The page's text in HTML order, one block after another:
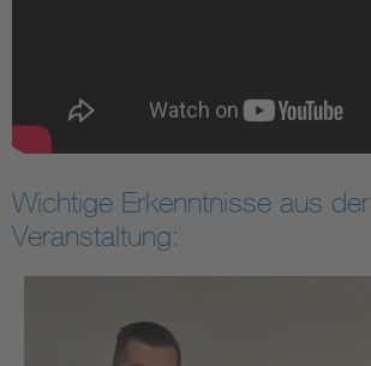
Wichtige Erkenntnisse aus der
Veranstaltung: